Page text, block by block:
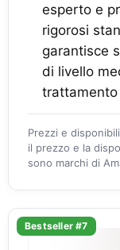
esperto e
rigorosi
garantisce
di livello
trattamento
Prezzi e
il prezzo e la
sono marchi di
Bestseller #7